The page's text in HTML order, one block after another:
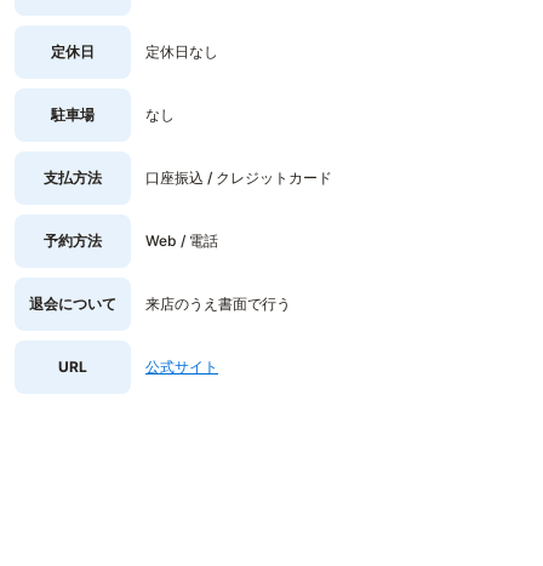
定休日 定休日なし
駐車場 なし
支払方法 口座振込 / クレジットカード
予約方法 Web / 電話
退会について 来店のうえ書面で行う
URL 公式サイト